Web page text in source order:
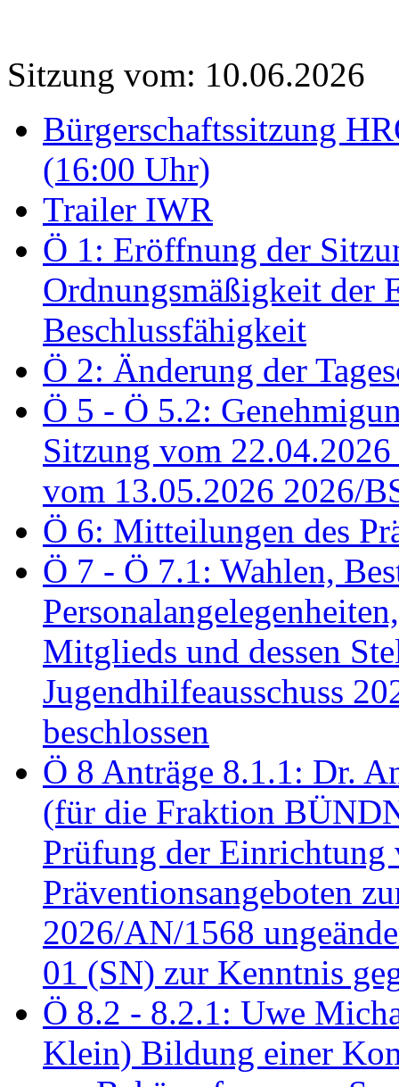
Sitzung vom: 10.06.2026
Bürgerschaftssitzung
(16:00 Uhr)
Trailer IWR
Ö 1: Eröffnung der
Ordnungsmäßigkeit der
Beschlussfähigkeit
Ö 2: Änderung der
Ö 5 - Ö 5.2:
Sitzung vom
vom 13.05.2026 2026/
Ö 6: Mitteilungen des
Ö 7 - Ö 7.1: Wahlen,
Mitglieds und dessen
Jugendhilfeausschuss
beschlossen
Ö 8 Anträge 8.1.1: Dr.
(für die Fraktion
Prüfung der Einrichtung
Präventionsangeboten
2026/AN/1568
01 (SN) zur Kenntnis
Ö 8.2 - 8.2.1: Uwe
Klein) Bildung einer